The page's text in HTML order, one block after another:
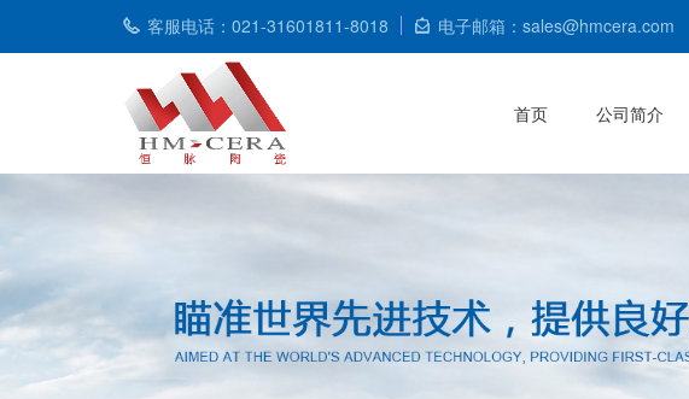
客服电话：021-31601811-8018 电子邮箱：sales@hmcera.com
首页 公司简介